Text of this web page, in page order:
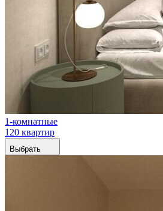
1-комнатные
120 квартир
Выбрать